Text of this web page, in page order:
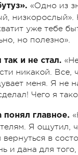
«Одно из
низкорослый».
уже тебе
но полезно».
и не стал.
никакой. Все,
меня. Я не
Чего я
понял главное.
Я ощутил,
вернуться в
и дана для